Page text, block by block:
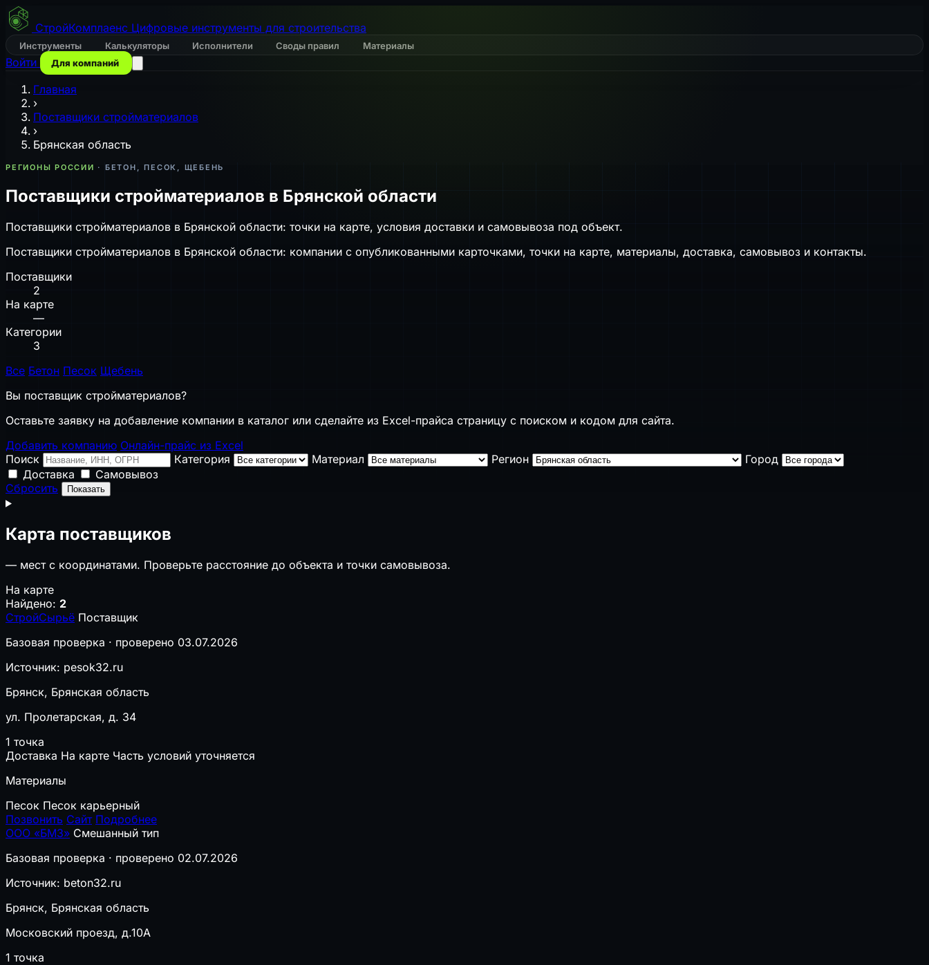
СтройКомплаенс Цифровые инструменты для строительства
Инструменты Калькуляторы Исполнители Своды правил Материалы
Войти Для компаний
Главная
›
Поставщики стройматериалов
›
Брянская область
РЕГИОНЫ РОССИИ · БЕТОН, ПЕСОК, ЩЕБЕНЬ
Поставщики стройматериалов в Брянской области
Поставщики стройматериалов в Брянской области: точки на карте, условия доставки и самовывоза под объект.
Поставщики стройматериалов в Брянской области: компании с опубликованными карточками, точки на карте, материалы, доставка, самовывоз и контакты.
Поставщики
2
На карте
—
Категории
3
Все Бетон Песок Щебень
Вы поставщик стройматериалов?
Оставьте заявку на добавление компании в каталог или сделайте из Excel-прайса страницу с поиском и кодом для сайта.
Добавить компанию Онлайн-прайс из Excel
Поиск
Категория Материал Регион
Город
Доставка
Самовывоз
Сбросить
Показать
Карта поставщиков
— мест с координатами. Проверьте расстояние до объекта и точки самовывоза.
На карте
Найдено: 2
СтройСырьё Поставщик
Базовая проверка · проверено 03.07.2026
Источник: pesok32.ru
Брянск, Брянская область
ул. Пролетарская, д. 34
1 точка
Доставка На карте Часть условий уточняется
Материалы
Песок Песок карьерный
Позвонить Сайт Подробнее
ООО «БМЗ» Смешанный тип
Базовая проверка · проверено 02.07.2026
Источник: beton32.ru
Брянск, Брянская область
Московский проезд, д.10А
1 точка